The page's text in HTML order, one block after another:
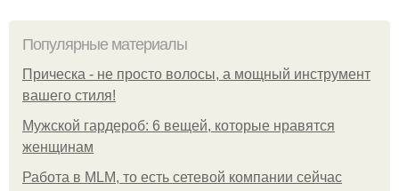
Популярные материалы
Прическа - не просто волосы, а мощный инструмент
вашего стиля!
Мужской гардероб: 6 вещей, которые нравятся
женщинам
Работа в MLM, то есть сетевой компании сейчас